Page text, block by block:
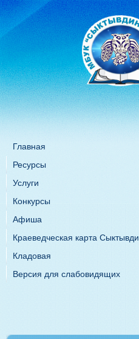
Главная
Ресурсы
Услуги
Конкурсы
Афиша
Краеведческая карта
Кладовая
Версия для слабовидящих